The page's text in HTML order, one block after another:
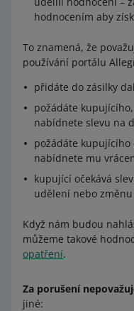
hodnocením aby
To znamená, že
používání portálu
přidáte do zásilky
požádáte
nabídnete slevu na
požádáte kupujícího
nabídnete mu
kupující očekává
udělení nebo
Když nám budou
můžeme takové
opatření.
Za porušení
jiné: